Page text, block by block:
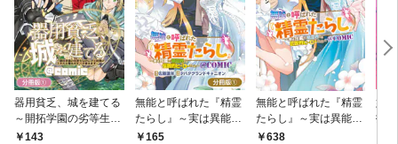
器用貧乏、城を建てる
～開拓学園の劣等生な
のに、上級職のスキル
143
無能と呼ばれた『精霊
たらし』～実は異能
で、精霊界では伝説的
165
無能と呼ばれた『精霊
たらし』～実は異能
で、精霊界では伝説的
638
婚
投